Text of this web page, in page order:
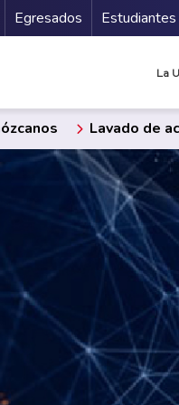
Secundario
Egresados Estudiantes
La
Lavado de